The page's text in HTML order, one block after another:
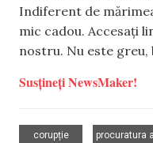
Indiferent de
mic cadou. Accesați
nostru. Nu este greu,
Susțineți NewsMaker!
corupție
procuratura